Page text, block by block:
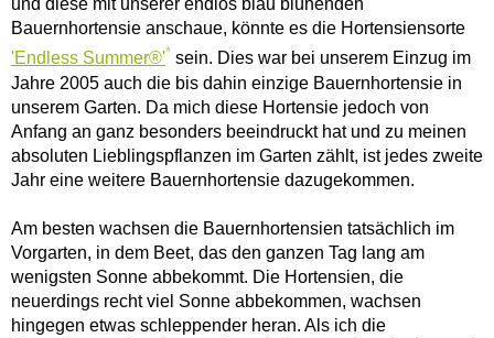
und diese mit unserer endlos blau blühenden
Bauernhortensie anschaue, könnte es die Hortensiensorte
'Endless Summer®'* sein. Dies war bei unserem Einzug im
Jahre 2005 auch die bis dahin einzige Bauernhortensie in
unserem Garten. Da mich diese Hortensie jedoch von
Anfang an ganz besonders beeindruckt hat und zu meinen
absoluten Lieblingspflanzen im Garten zählt, ist jedes zweite
Jahr eine weitere Bauernhortensie dazugekommen.
Am besten wachsen die Bauernhortensien tatsächlich im
Vorgarten, in dem Beet, das den ganzen Tag lang am
wenigsten Sonne abbekommt. Die Hortensien, die
neuerdings recht viel Sonne abbekommen, wachsen
hingegen etwas schleppender heran. Als ich die